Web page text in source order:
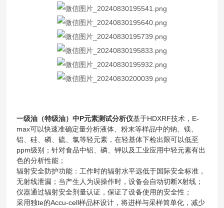
一级油（特级油）中P元素测试分析仪基于HDXRF技术，E-
max可以快速准确定量分析液体、粉末等样品中的钠、镁、
铝、硅、磷、硫、氯等轻元素，在轻基体下检出限可以低至
ppm级别；针对食品中铝、磷、钾以及工业应用中轻元素有出
色的分析性能；
辐射安全防护功能：工作时的辐射水平远低于国际安全标准，
无射线泄漏；当产生人为误操作时，设备会自动切断X射线；
仪器通过辐射安全剂量认证，保证了设备使用的安全性；
采用独te的Accu-cell样品杯设计，将进样与采样简单化，减少